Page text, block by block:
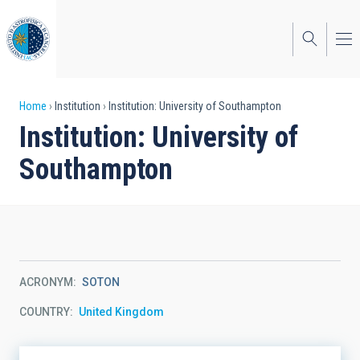
to
main
content
Breadcrumb
Home Institution Institution: University of Southampton
Institution: University of
Southampton
ACRONYM SOTON
COUNTRY United Kingdom